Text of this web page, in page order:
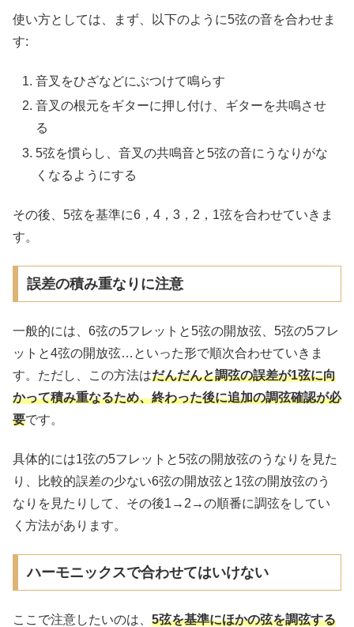
使い方としては、まず、以下のように5弦の音を合わせま
す:
音叉をひざなどにぶつけて鳴らす
音叉の根元をギターに押し付け、ギターを共鳴させ
る
5弦を慣らし、音叉の共鳴音と5弦の音にうなりがな
くなるようにする
その後、5弦を基準に6，4，3，2，1弦を合わせていきま
す。
誤差の積み重なりに注意
一般的には、6弦の5フレットと5弦の開放弦、5弦の5フレ
ットと4弦の開放弦…といった形で順次合わせていきま
す。ただし、この方法はだんだんと調弦の誤差が1弦に向
かって積み重なるため、終わった後に追加の調弦確認が必
要です。
具体的には1弦の5フレットと5弦の開放弦のうなりを見た
り、比較的誤差の少ない6弦の開放弦と1弦の開放弦のう
なりを見たりして、その後1→2→の順番に調弦をしてい
く方法があります。
ハーモニックスで合わせてはいけない
ここで注意したいのは、 5弦を基準にほかの弦を調弦する